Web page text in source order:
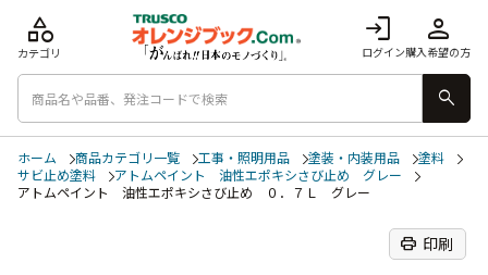
login
ログイン
person
購入希望の方
category
カテゴリ
search
ホーム 商品カテゴリ一覧 工事・照明用品 塗装・内装用品
塗料
サビ止め塗料
アトムペイント 油性エポキシさび止め グレー
アトムペイント 油性エポキシさび止め ０．７Ｌ グレー
print 印刷